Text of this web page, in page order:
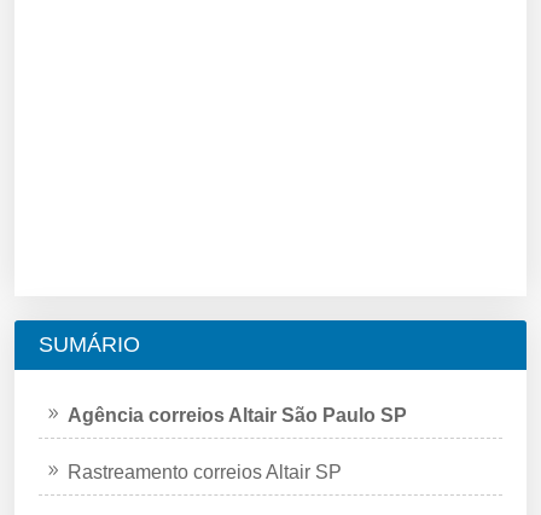
SUMÁRIO
Agência correios Altair São Paulo SP
Rastreamento correios Altair SP